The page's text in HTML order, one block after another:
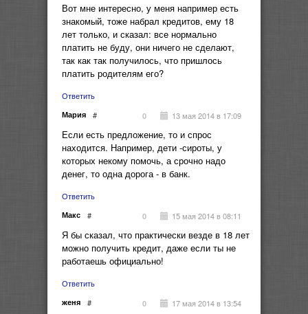
Вот мне интересно, у меня например есть
знакомый, тоже набрал кредитов, ему 18
лет только, и сказал: все нормально
платить не буду, они ничего не сделают,
так как так получилось, что пришлось
платить родителям его?
Ответить
Мария # 13 мая 2014 в 17:09
0
Если есть предложение, то и спрос
находится. Например, дети -сироты, у
которых некому помочь, а срочно надо
денег, то одна дорога - в банк.
Ответить
Макс # 15 мая 2014 в 08:11
0
Я бы сказал, что практически везде в 18 лет
можно получить кредит, даже если ты не
работаешь официально!
Ответить
женя # 17 мая 2014 в 13:54
0